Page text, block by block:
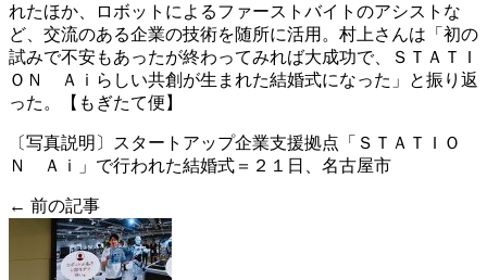
れたほか、ロボットによるファーストバイトのアシストな
ど、交流のある企業の技術を随所に活用。村上さんは「初の
試みで不安もあったが終わってみれば大成功で、ＳＴＡＴＩ
ＯＮ Ａｉらしい共創が生まれた結婚式になった」と振り返
った。【もぎたて便】
〔写真説明〕スタートアップ企業支援拠点「ＳＴＡＴＩＯ
Ｎ Ａｉ」で行われた結婚式＝２１日、名古屋市
← 前の記事